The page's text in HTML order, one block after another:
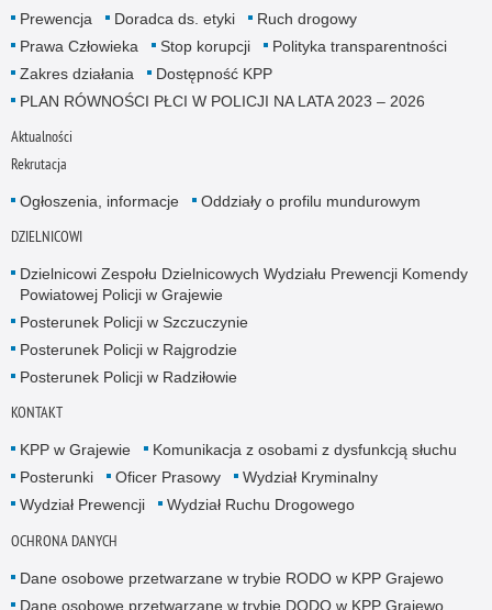
Prewencja Doradca ds. etyki
Ruch drogowy
Prawa Człowieka
Stop korupcji
Polityka transparentności
Zakres działania
Dostępność KPP
PLAN RÓWNOŚCI PŁCI W POLICJI NA LATA 2023 – 2026
Aktualności
Rekrutacja
Ogłoszenia, informacje Oddziały o profilu mundurowym
DZIELNICOWI
Dzielnicowi Zespołu Dzielnicowych Wydziału Prewencji Komendy
Powiatowej Policji w Grajewie
Posterunek Policji w Szczuczynie
Posterunek Policji w Rajgrodzie
Posterunek Policji w Radziłowie
KONTAKT
KPP w Grajewie
Komunikacja z osobami z dysfunkcją słuchu
Posterunki
Oficer Prasowy
Wydział Kryminalny
Wydział Prewencji
Wydział Ruchu Drogowego
OCHRONA DANYCH
Dane osobowe przetwarzane w trybie RODO w KPP Grajewo
Dane osobowe przetwarzane w trybie DODO w KPP Grajewo